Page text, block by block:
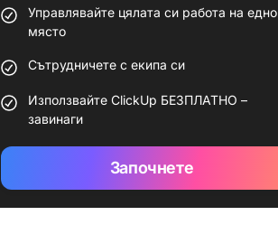
Управлявайте цялата си работа на едно
място
Сътрудничете с екипа си
Използвайте ClickUp БЕЗПЛАТНО –
завинаги
Започнете